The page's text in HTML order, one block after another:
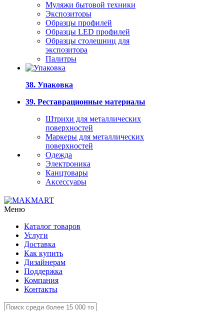
Муляжи бытовой техники
Экспозиторы
Образцы профилей
Образцы LED профилей
Образцы столешниц для
экспозитора
Палитры
38. Упаковка
39. Реставрационные материалы
Штрихи для металлических
поверхностей
Маркеры для металлических
поверхностей
Одежда
Электроника
Канцтовары
Аксессуары
Меню
Каталог товаров
Услуги
Доставка
Как купить
Дизайнерам
Поддержка
Компания
Контакты